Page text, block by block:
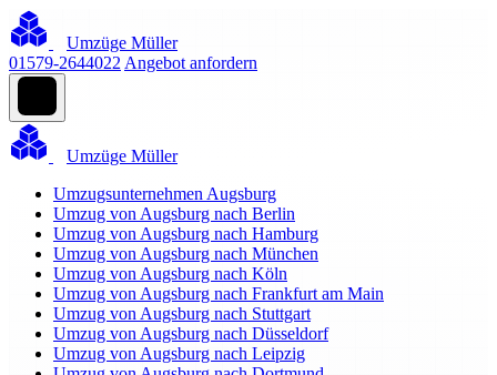
Umzüge Müller
01579-2644022 Angebot anfordern
Umzüge Müller
Umzugsunternehmen Augsburg
Umzug von Augsburg nach Berlin
Umzug von Augsburg nach Hamburg
Umzug von Augsburg nach München
Umzug von Augsburg nach Köln
Umzug von Augsburg nach Frankfurt am Main
Umzug von Augsburg nach Stuttgart
Umzug von Augsburg nach Düsseldorf
Umzug von Augsburg nach Leipzig